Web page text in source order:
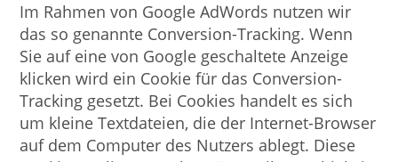
Im Rahmen von Google AdWords nutzen wir
das so genannte Conversion-Tracking. Wenn
Sie auf eine von Google geschaltete Anzeige
klicken wird ein Cookie für das Conversion-
Tracking gesetzt. Bei Cookies handelt es sich
um kleine Textdateien, die der Internet-Browser
auf dem Computer des Nutzers ablegt. Diese